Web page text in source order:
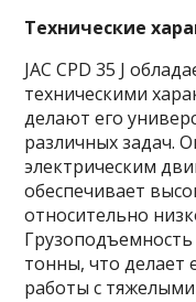
Технические
JAC CPD 35 J
техническими
делают его
различных задач.
электрическим
обеспечивает
относительно
тонны, что делает
работы с тяжелыми